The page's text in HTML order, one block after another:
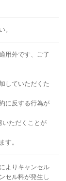
。
用外です、ご了
していただくた
に反する行為が
ただくことが
す。
よりキャンセル
セル料が発生し